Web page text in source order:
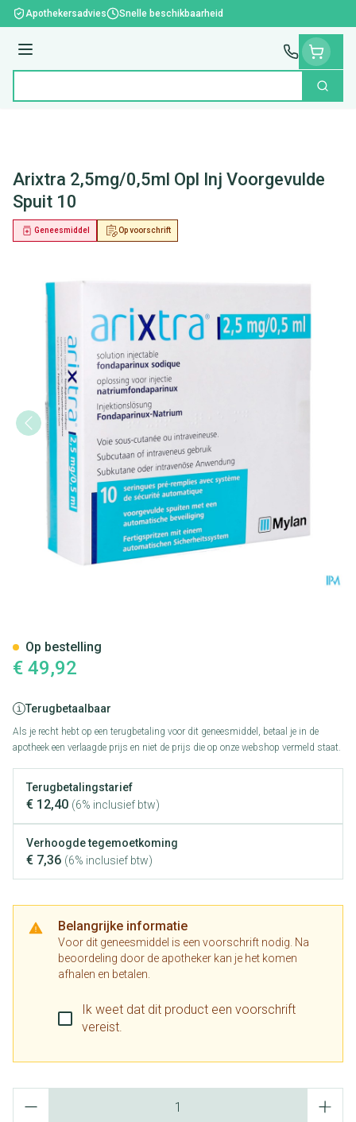
Ga naar de inhoud
Apothekersadvies Snelle beschikbaarheid
Menu
Zoek
Arixtra 2,5mg/0,5ml Opl Inj Voorgevulde
Spuit 10
Op voorschrift
Geneesmiddel
€ 49,92
Terugbetaalbaar
Als je recht hebt op een terugbetaling voor dit geneesmiddel, betaal je in de
apotheek een verlaagde prijs en niet de prijs die op onze webshop vermeld staat.
Terugbetalingstarief
€ 12,40 (6% inclusief btw)
Verhoogde tegemoetkoming
€ 7,36 (6% inclusief btw)
Belangrijke informatie
Voor dit geneesmiddel is een voorschrift nodig. Na
beoordeling door de apotheker kan je het komen
afhalen en betalen.
Ik weet dat dit product een voorschrift
vereist.
Op bestelling